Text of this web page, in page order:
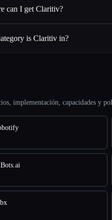
can I get Claritiv?
is Claritiv in?
implementación, capacidades y